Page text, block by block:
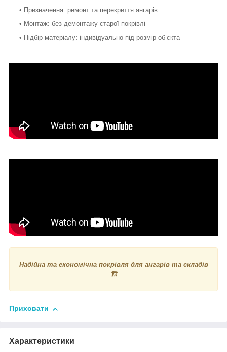
• Призначення: ремонт та перекриття ангарів
• Монтаж: без демонтажу старої покрівлі
• Підбір матеріалу: індивідуально під розмір об’єкта
Надійна та економічна покрівля для ангарів та складів
🏗️
Приховати
Характеристики